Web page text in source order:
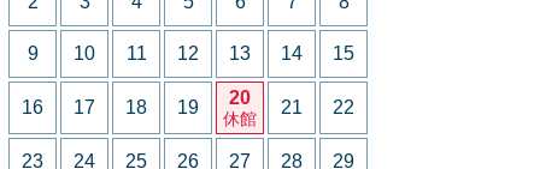
9 10 11 12 13 14 15
16 17 18 19 20
休館
21 22
23 24 25 26 27 28 29